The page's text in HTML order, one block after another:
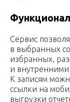
Сервис
в выбранных
избранных,
и внутренними
К записям
ссылки на
выгрузки